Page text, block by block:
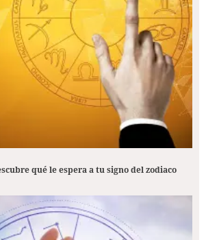
qué le espera a tu signo del zodiaco